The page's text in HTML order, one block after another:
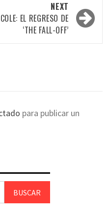
NEXT
EL REGRESO DE
‘THE FALL-OFF’
para publicar un
BUSCAR